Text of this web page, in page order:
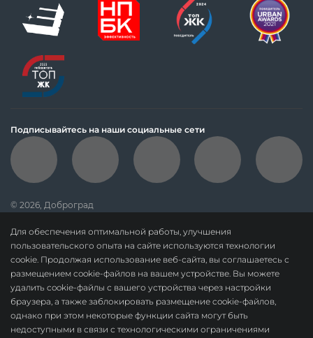
Для обеспечения оптимальной работы, улучшения
пользовательского опыта на сайте используются технологии
cookie. Продолжая использование веб-сайта, вы соглашаетесь с
размещением cookie-файлов на вашем устройстве. Вы можете
удалить cookie-файлы с вашего устройства через настройки
браузера, а также заблокировать размещение cookie-файлов,
однако при этом некоторые функции сайта могут быть
недоступными в связи с технологическими ограничениями
Подписывайтесь на наши социальные сети
© 2026, Доброград
данные о результатах СОУТ
политика о недопущении дискриминации
карта сайта
По вопросам сотрудничества:dobrograd@askonalife.com
Адрес местонахождения: 601967, Россия, Владимирская область, м. р-н